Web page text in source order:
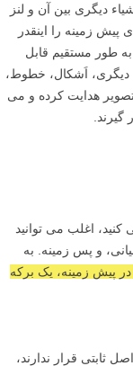
دیگری بین آن و لنز
پیش زمینه را اینقدر
طور مستقیم قابل
دیگری، اَشکال، خطوط،
تصویر هدایت کرده و می
اغلب می توانید
و پس زمینه. به
پیش زمینه، یک برکه
ثابتی قرار ندارند،